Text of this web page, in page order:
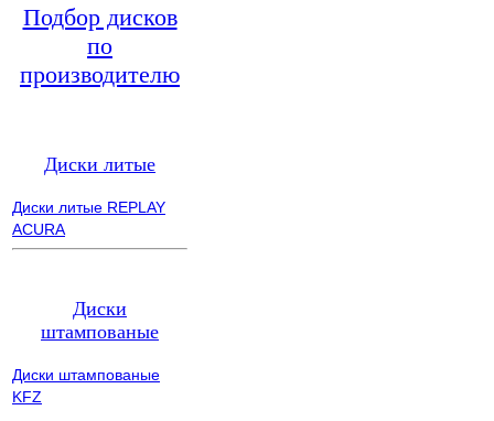
Подбор дисков
по
производителю
Диски литые
Диски литые REPLAY
ACURA
Диски
штампованые
Диски штампованые
KFZ